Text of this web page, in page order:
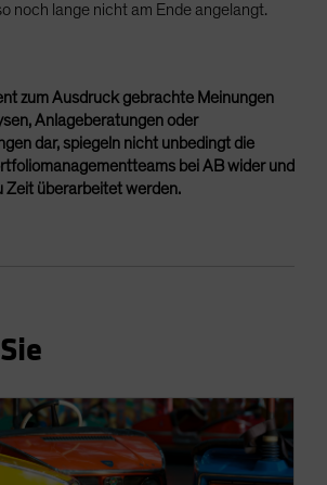
noch lange nicht am Ende angelangt.
zum Ausdruck gebrachte Meinungen
Anlageberatungen oder
dar, spiegeln nicht unbedingt die
bei AB wider und
Zeit überarbeitet werden.